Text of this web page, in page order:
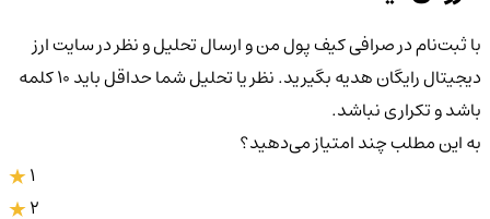
با ثبت‌نام در صرافی کیف پول من و ارسال تحلیل و نظر در سایت ارز
دیجیتال رایگان هدیه بگیرید. نظر یا تحلیل شما حداقل باید ۱۰ کلمه
باشد و تکراری نباشد.
به این مطلب چند امتیاز می‌دهید؟